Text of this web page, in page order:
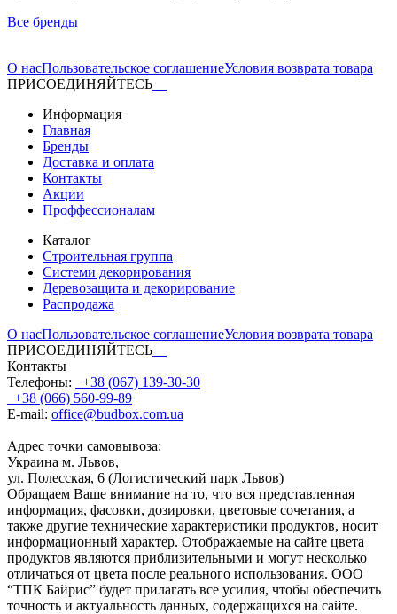
Все бренды
О насПользовательское соглашениеУсловия возврата товара
ПРИСОЕДИНЯЙТЕСЬ
Информация
Главная
Бренды
Доставка и оплата
Контакты
Акции
Проффессионалам
Каталог
Строительная группа
Системи декорирования
Деревозащита и декорирование
Распродажа
О насПользовательское соглашениеУсловия возврата товара
ПРИСОЕДИНЯЙТЕСЬ
Контакты
Телефоны:
+38 (067) 139-30-30
+38 (066) 560-99-89
E-mail: office@budbox.com.ua
Адрес точки самовывоза:
Украина м. Львов,
ул. Полесская, 6 (Логистический парк Львов)
Обращаем Ваше внимание на то, что вся представленная
информация, фасовки, дозировки, цветовые сочетания, а
также другие технические характеристики продуктов, носит
информационный характер. Отображаемые на сайте цвета
продуктов являются приблизительными и могут несколько
отличаться от цвета после реального использования. ООО
“ТПК Байрис” будет прилагать все усилия, чтобы обеспечить
точность и актуальность данных, содержащихся на сайте.